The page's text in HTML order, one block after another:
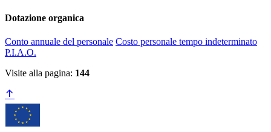
Dotazione organica
Conto annuale del personale Costo personale tempo indeterminato
P.I.A.O.
Visite alla pagina: 144